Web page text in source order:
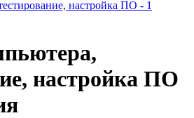
настройка ПО